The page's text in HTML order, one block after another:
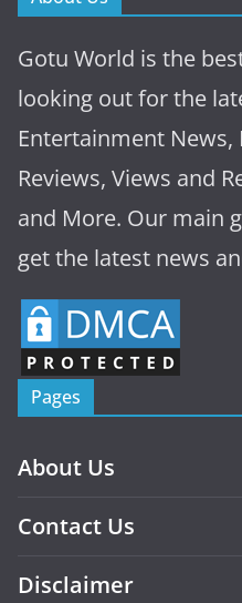
Gotu World is the
looking out for the
Entertainment
Reviews, Views and
and More. Our main
get the latest news
Pages
About Us
Contact Us
Disclaimer